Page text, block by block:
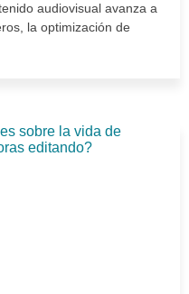
audiovisual avanza a
la optimización de